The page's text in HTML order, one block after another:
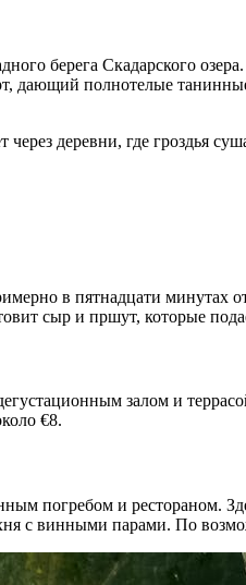
берега Скадарского
дающий полнотелые
через деревни, где гроздья
в пятнадцати минутах
сыр и пршут, которые
залом и
€8.
погребом и рестораном.
с винными парами. По